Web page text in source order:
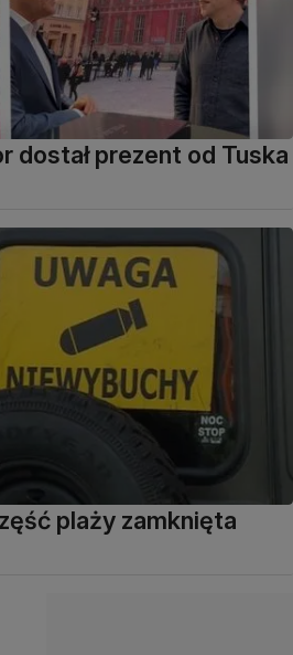
dostał prezent od Tuska
plaży zamknięta